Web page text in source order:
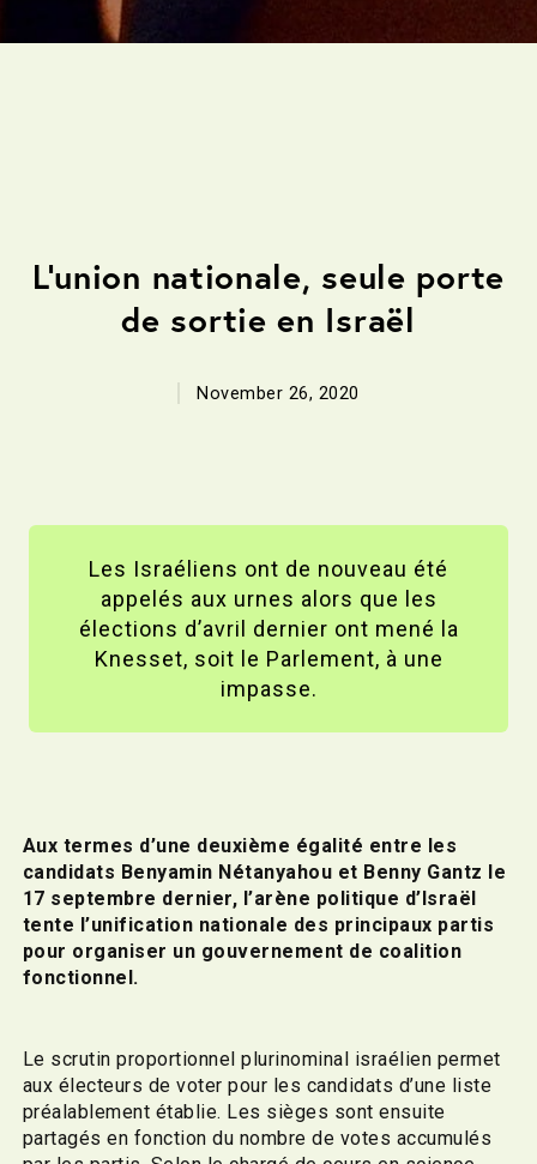
L'union nationale, seule porte
de sortie en Israël
November 26, 2020
Les Israéliens ont de nouveau été
appelés aux urnes alors que les
élections d’avril dernier ont mené la
Knesset, soit le Parlement, à une
impasse.
Aux termes d’une deuxième égalité entre les
candidats Benyamin Nétanyahou et Benny Gantz le
17 septembre dernier, l’arène politique d’Israël
tente l’unification nationale des principaux partis
pour organiser un gouvernement de coalition
fonctionnel.
Le scrutin proportionnel plurinominal israélien permet
aux électeurs de voter pour les candidats d’une liste
préalablement établie. Les sièges sont ensuite
partagés en fonction du nombre de votes accumulés